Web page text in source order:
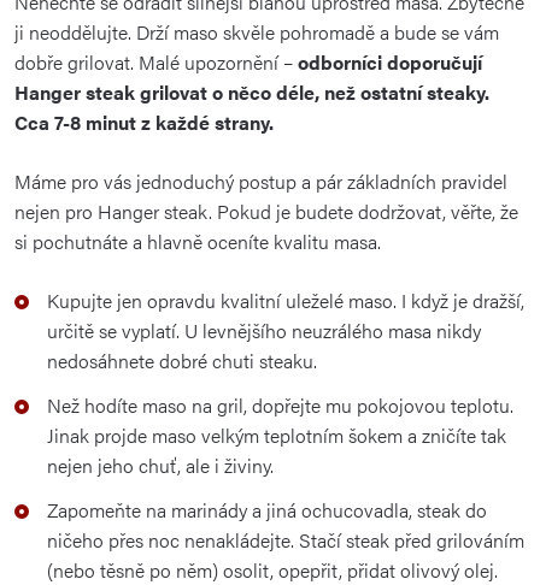
ji neoddělujte. Drží maso skvěle pohromadě a bude se vám
dobře grilovat. Malé upozornění –odborníci doporučují
Hanger steak grilovat o něco déle, než ostatní steaky.
Cca 7-8 minut z každé strany.
Máme pro vás jednoduchý postup a pár základních pravidel
nejen pro Hanger steak. Pokud je budete dodržovat, věřte, že
si pochutnáte a hlavně oceníte kvalitu masa.
Kupujte jen opravdu kvalitní uleželé maso. I když je dražší,
určitě se vyplatí. U levnějšího neuzrálého masa nikdy
nedosáhnete dobré chuti steaku.
Než hodíte maso na gril, dopřejte mu pokojovou teplotu.
Jinak projde maso velkým teplotním šokem a zničíte tak
nejen jeho chuť, ale i živiny.
Zapomeňte na marinády a jiná ochucovadla, steak do
ničeho přes noc nenakládejte. Stačí steak před grilováním
(nebo těsně po něm) osolit, opepřit, přidat olivový olej.